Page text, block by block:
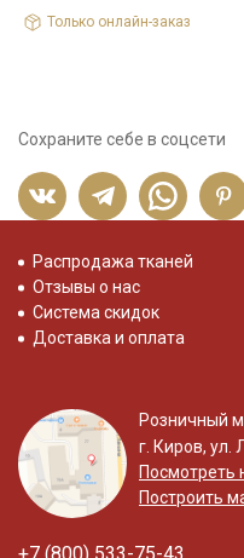
Только онлайн-заказ
Сохраните себе в соцсети
Распродажа тканей
Отзывы о нас
Система скидок
Доставка и оплата
Розничный
г. Киров, ул.
Посмотреть
Построить